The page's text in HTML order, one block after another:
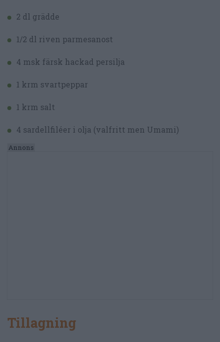
2 dl grädde
1/2 dl riven parmesanost
4 msk färsk hackad persilja
1 krm svartpeppar
1 krm salt
4 sardellfiléer i olja (valfritt men Umami)
Tillagning